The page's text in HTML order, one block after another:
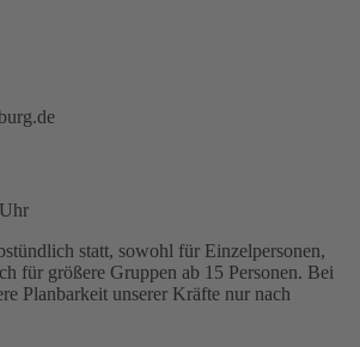
statt, sowohl für Einzelpersonen,
für größere Gruppen ab 15 Personen. Bei
Planbarkeit unserer Kräfte nur nach